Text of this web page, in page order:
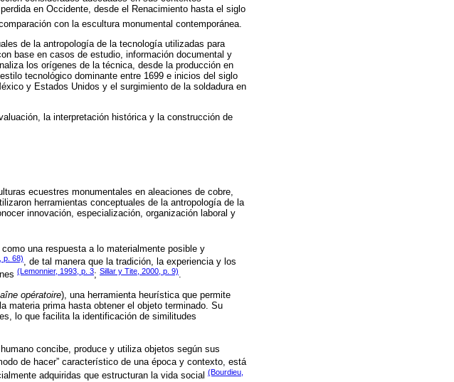
en Occidente, desde el Renacimiento hasta el siglo
con la escultura monumental contemporánea.
de la antropología de la tecnología utilizadas para
base en casos de estudio, información documental y
los orígenes de la técnica, desde la producción en
tecnológico dominante entre 1699 e inicios del siglo
y Estados Unidos y el surgimiento de la soldadura en
la interpretación histórica y la construcción de
ecuestres monumentales en aleaciones de cobre,
herramientas conceptuales de la antropología de la
innovación, especialización, organización laboral y
como una respuesta a lo materialmente posible y
p. 68), de tal manera que la tradición, la experiencia y los
(Lemonnier, 1993, p. 3; Sillar y Tite, 2000, p. 9).
opératoire), una herramienta heurística que permite
materia prima hasta obtener el objeto terminado. Su
lo que facilita la identificación de similitudes
concibe, produce y utiliza objetos según sus
de hacer” característico de una época y contexto, está
adquiridas que estructuran la vida social (Bourdieu,